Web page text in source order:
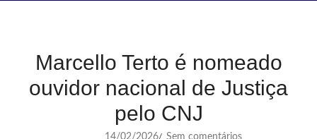
Marcello Terto é nomeado
ouvidor nacional de Justiça
pelo CNJ
14/02/2026/ Sem comentários